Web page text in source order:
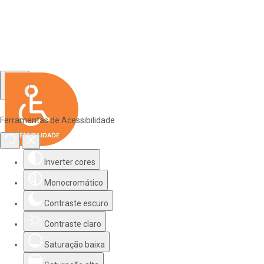
Ferramentas de Acessibilidade
Inverter cores
Monocromático
Contraste escuro
Contraste claro
Saturação baixa